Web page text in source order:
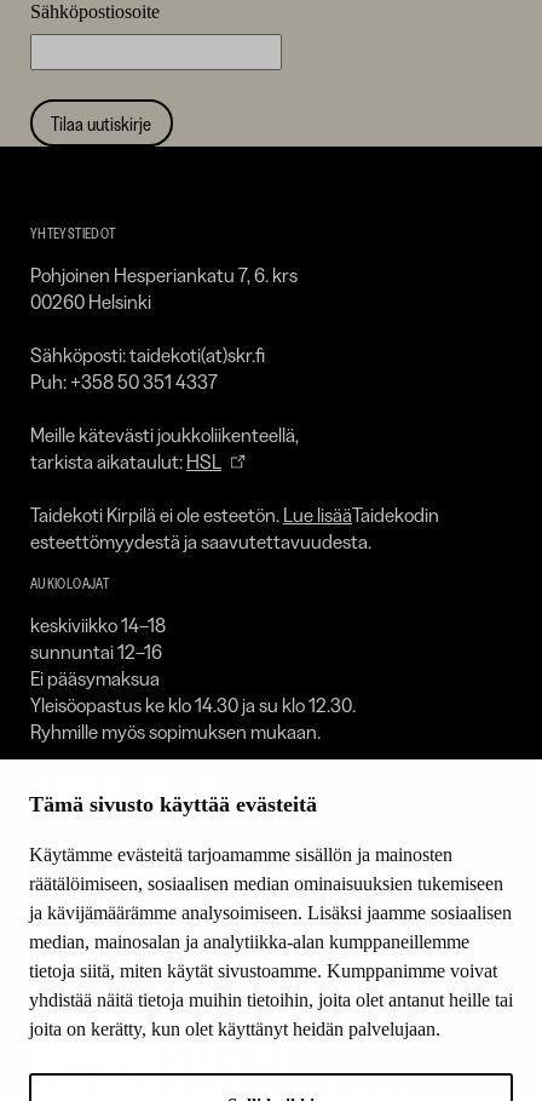
Tämä sivusto käyttää evästeitä
Käytämme evästeitä tarjoamamme sisällön ja mainosten
räätälöimiseen, sosiaalisen median ominaisuuksien tukemiseen
ja kävijämäärämme analysoimiseen. Lisäksi jaamme sosiaalisen
median, mainosalan ja analytiikka-alan kumppaneillemme
tietoja siitä, miten käytät sivustoamme. Kumppanimme voivat
yhdistää näitä tietoja muihin tietoihin, joita olet antanut heille tai
joita on kerätty, kun olet käyttänyt heidän palvelujaan.
Sähköpostiosoite
Tilaa uutiskirje
KirpiläYHTEYSTIEDOT
Pohjoinen Hesperiankatu 7, 6. krs
00260 Helsinki
Sähköposti: taidekoti(at)skr.fi
Puh: +358 50 351 4337
Meille kätevästi joukkoliikenteellä,
tarkista aikataulut: HSL
Taidekoti Kirpilä ei ole esteetön. Lue lisääTaidekodin
esteettömyydestä ja saavutettavuudesta.
AUKIOLOAJAT
keskiviikko 14–18
sunnuntai 12–16
Ei pääsymaksua
Yleisöopastus ke klo 14.30 ja su klo 12.30.
Ryhmille myös sopimuksen mukaan.
1.1. / 30.4.–1.5. / 23.–25.12. / 31.12.
SEURAA MEITÄ
Facebook
Youtube
Instagram